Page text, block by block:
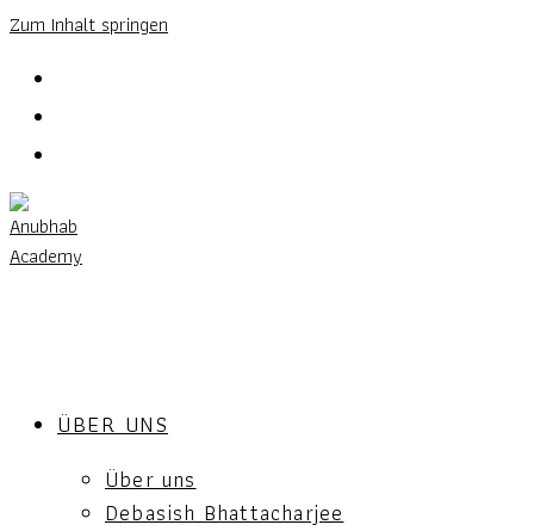
Zum Inhalt springen
ÜBER UNS
Über uns
Debasish Bhattacharjee